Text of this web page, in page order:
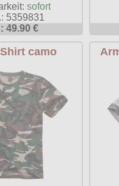
sofort
5359831
49.90 €
camo